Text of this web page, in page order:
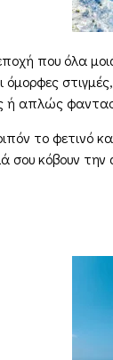
που όλα
όμορφες
ή απλώς
το φετινό
σου κόβουν